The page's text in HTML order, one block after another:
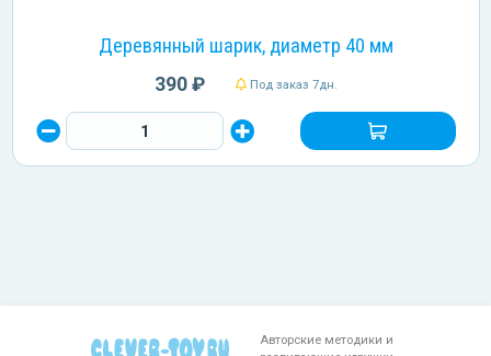
Деревянный шарик, диаметр 40 мм
390 ₽ Под заказ 7дн.
Авторские методики и